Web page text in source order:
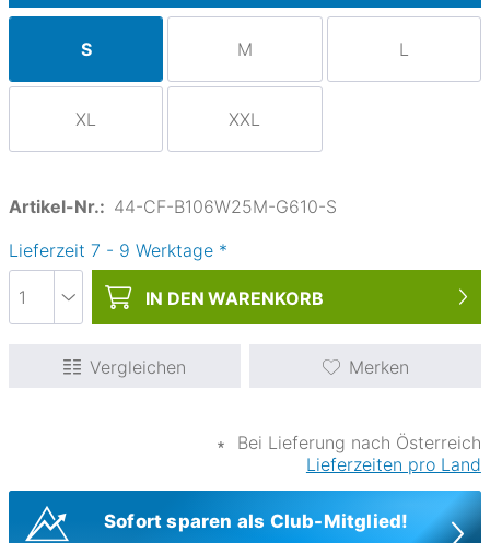
S M L
XL XXL
Artikel-Nr.: 44-CF-B106W25M-G610-S
Lieferzeit 7 - 9 Werktage *
IN DEN WARENKORB
Vergleichen Merken
∗
Bei Lieferung nach Österreich
Lieferzeiten pro Land
Sofort sparen als Club-Mitglied!